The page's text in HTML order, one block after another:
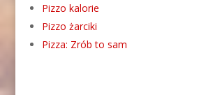
Pizzo kalorie
Pizzo żarciki
Pizza: Zrób to sam